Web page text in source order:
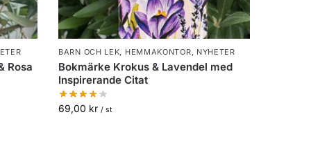
Rosa
BARN OCH LEK, HEMMAKONTOR, NYHETER
Bokmärke Krokus & Lavendel med
Inspirerande Citat
69,00 kr / st